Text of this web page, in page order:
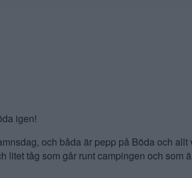
igen!
och båda är pepp på Böda och allt
litet tåg som går runt campingen och som